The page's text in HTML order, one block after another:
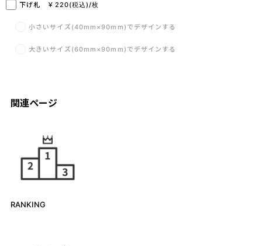
下げ札 ￥220(税込)/枚
小さいサイズ(40mm×90mm)でデザインする
大きいサイズ(60mm×90mm)でデザインする
関連ページ
RANKING